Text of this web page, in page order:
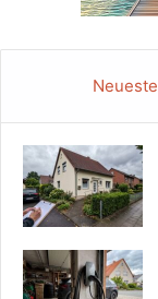
Neueste